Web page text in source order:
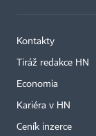
Kontakty
Tiráž redakce HN
Economia
Kariéra v HN
Ceník inzerce